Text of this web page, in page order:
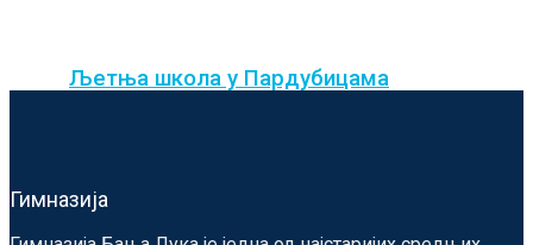
Љетња школа у Пардубицама
Гимназија